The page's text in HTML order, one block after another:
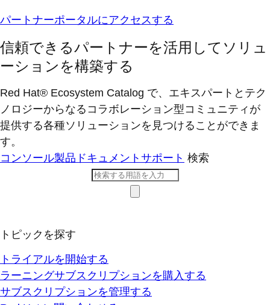
パートナーポータルにアクセスする
信頼できるパートナーを活用してソリュ
ーションを構築する
Red Hat® Ecosystem Catalog で、エキスパートとテク
ノロジーからなるコラボレーション型コミ​ュニティが
提供する各種ソリューションを見つけることができま
す。
コンソール製品ドキュメント サポート 検索
トピックを探す
トライアルを開始する
ラーニングサブスクリプションを購入する
サブスクリプションを管理する